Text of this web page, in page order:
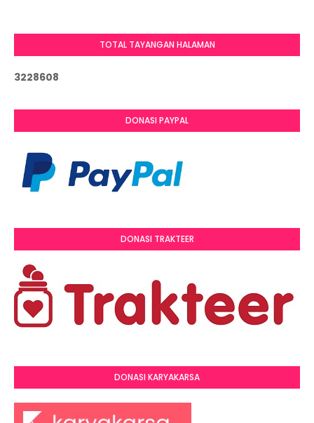
TOTAL TAYANGAN HALAMAN
3228608
DONASI PAYPAL
DONASI TRAKTEER
DONASI KARYAKARSA